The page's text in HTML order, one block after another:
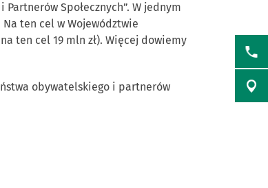
Społecznych”. W jednym
Na ten cel w Województwie
ten cel 19 mln zł). Więcej dowiemy
obywatelskiego i partnerów